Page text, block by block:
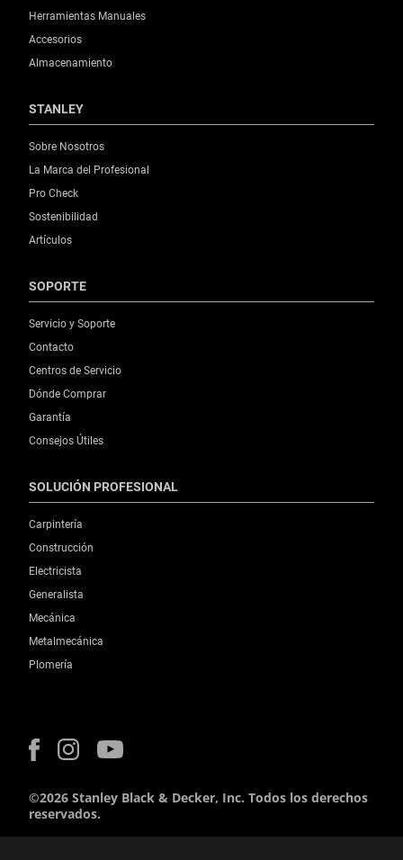
Herramientas Manuales
Accesorios
Almacenamiento
STANLEY
Sobre Nosotros
La Marca del Profesional
Pro Check
Sostenibilidad
Artículos
SOPORTE
Servicio y Soporte
Contacto
Centros de Servicio
Dónde Comprar
Garantía
Consejos Útiles
SOLUCIÓN PROFESIONAL
Carpintería
Construcción
Electricista
Generalista
Mecánica
Metalmecánica
Plomería
©2026 Stanley Black & Decker, Inc. Todos los derechos
reservados.